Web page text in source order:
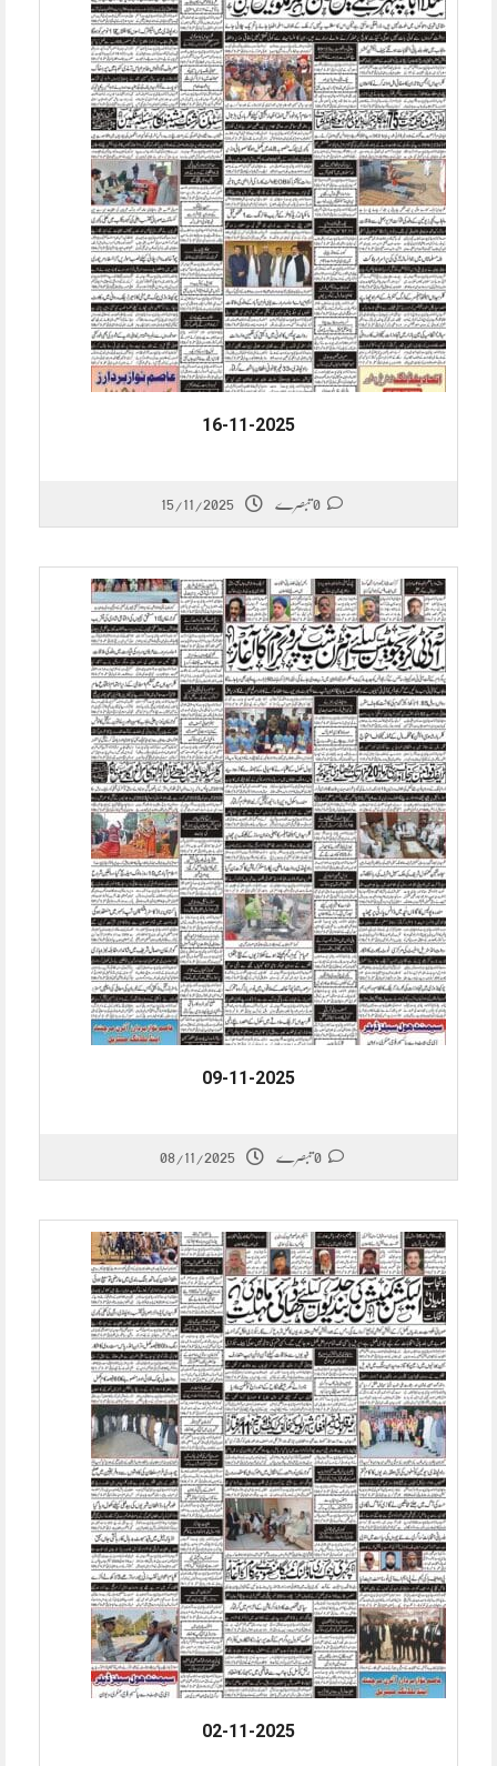
16-11-2025
0 تبصرے 15/11/2025
09-11-2025
0 تبصرے 08/11/2025
02-11-2025